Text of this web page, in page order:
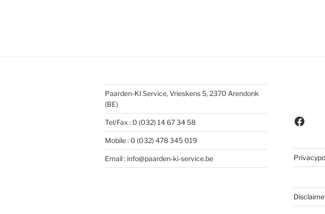
Paarden-KI Service, Vrieskens 5, 2370 Arendonk
(BE)
Tel/Fax : 0 (032) 14 67 34 58
Mobile : 0 (032) 478 345 019
Email : info@paarden-ki-service.be